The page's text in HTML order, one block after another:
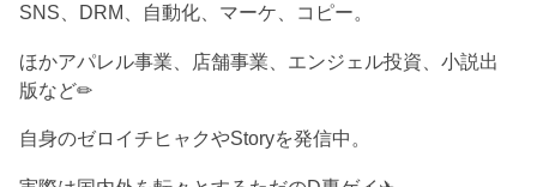
SNS、DRM、自動化、マーケ、コピー。
ほかアパレル事業、店舗事業、エンジェル投資、小説出
版など✏︎
自身のゼロイチヒャクやStoryを発信中。